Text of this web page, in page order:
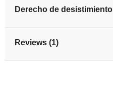
Derecho de desistimiento
Reviews (1)